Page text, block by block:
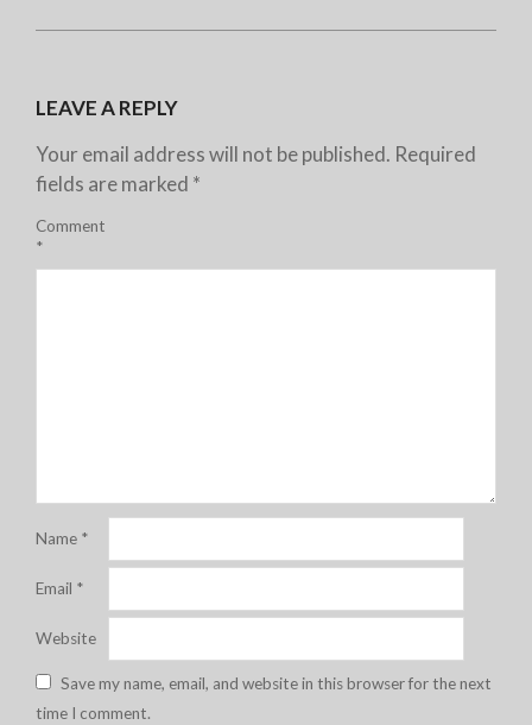
LEAVE A REPLY
Your email address will not be published. Required
fields are marked *
Comment
*
Name *
Email *
Website
Save my name, email, and website in this browser for the next
time I comment.